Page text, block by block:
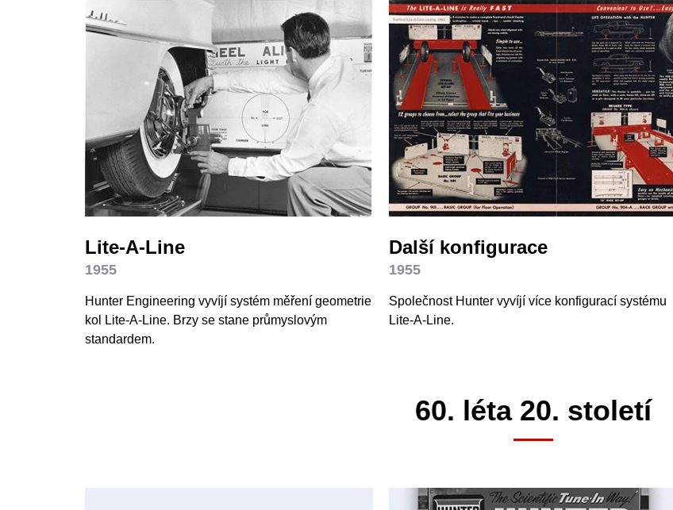
Lite-A-Line
1955
Hunter Engineering vyvíjí systém měření geometrie
kol Lite-A-Line. Brzy se stane průmyslovým
standardem.
Další konfigurace
1955
Společnost Hunter vyvíjí více konfigurací systému
Lite-A-Line.
60. léta 20. století